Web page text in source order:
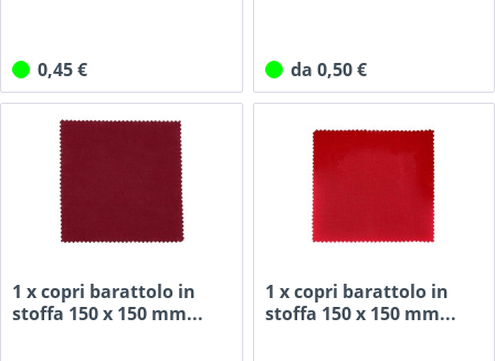
0,45 € da 0,50 €
1 x copri barattolo in
stoffa 150 x 150 mm...
1 x copri barattolo in
stoffa 150 x 150 mm...